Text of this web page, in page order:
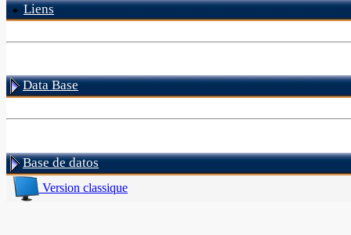
Liens
Data Base
Base de datos
Version classique